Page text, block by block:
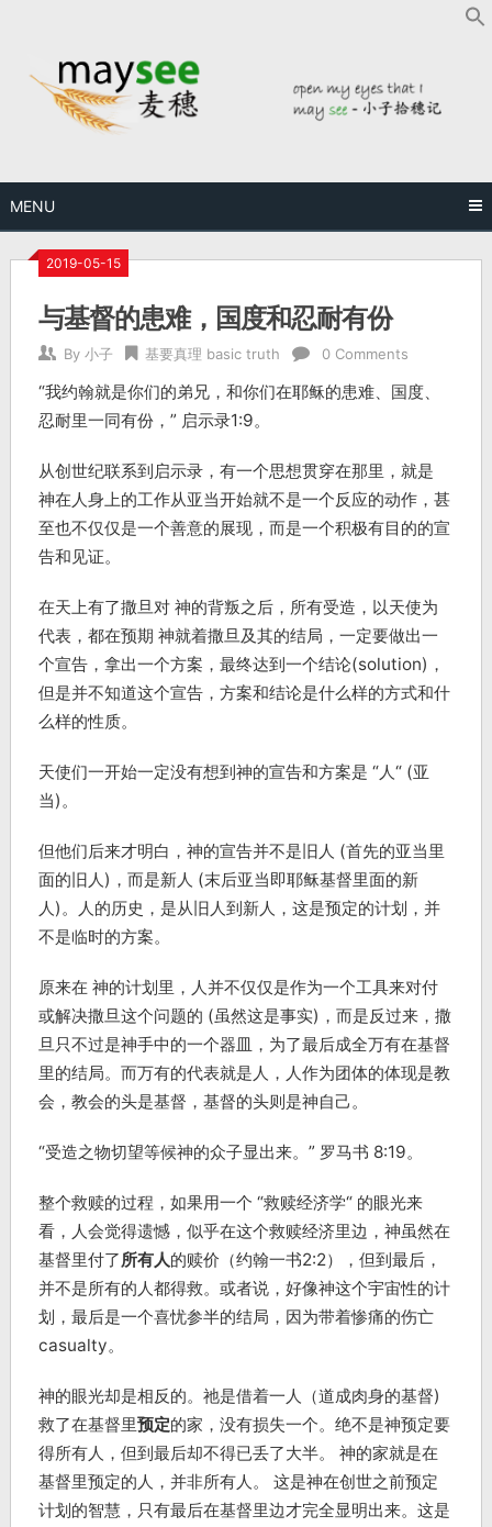
MENU
2019-05-15
与基督的患难，国度和忍耐有份
By 小子 基要真理 basic truth 0 Comments
“我约翰就是你们的弟兄，和你们在耶稣的患难、国度、
忍耐里一同有份，” 启示录1:9。
从创世纪联系到启示录，有一个思想贯穿在那里，就是
神在人身上的工作从亚当开始就不是一个反应的动作，甚
至也不仅仅是一个善意的展现，而是一个积极有目的的宣
告和见证。
在天上有了撒旦对 神的背叛之后，所有受造，以天使为
代表，都在预期 神就着撒旦及其的结局，一定要做出一
个宣告，拿出一个方案，最终达到一个结论(solution)，
但是并不知道这个宣告，方案和结论是什么样的方式和什
么样的性质。
天使们一开始一定没有想到神的宣告和方案是 “人“ (亚
当)。
但他们后来才明白，神的宣告并不是旧人 (首先的亚当里
面的旧人)，而是新人 (末后亚当即耶稣基督里面的新
人)。人的历史，是从旧人到新人，这是预定的计划，并
不是临时的方案。
原来在 神的计划里，人并不仅仅是作为一个工具来对付
或解决撒旦这个问题的 (虽然这是事实)，而是反过来，撒
旦只不过是神手中的一个器皿，为了最后成全万有在基督
里的结局。而万有的代表就是人，人作为团体的体现是教
会，教会的头是基督，基督的头则是神自己。
“受造之物切望等候神的众子显出来。” 罗马书 8:19。
整个救赎的过程，如果用一个 “救赎经济学“ 的眼光来
看，人会觉得遗憾，似乎在这个救赎经济里边，神虽然在
基督里付了所有人的赎价（约翰一书2:2），但到最后，
并不是所有的人都得救。或者说，好像神这个宇宙性的计
划，最后是一个喜忧参半的结局，因为带着惨痛的伤亡
casualty。
神的眼光却是相反的。祂是借着一人（道成肉身的基督)
救了在基督里预定的家，没有损失一个。绝不是神预定要
得所有人，但到最后却不得已丢了大半。 神的家就是在
基督里预定的人，并非所有人。 这是神在创世之前预定
计划的智慧，只有最后在基督里边才完全显明出来。这是